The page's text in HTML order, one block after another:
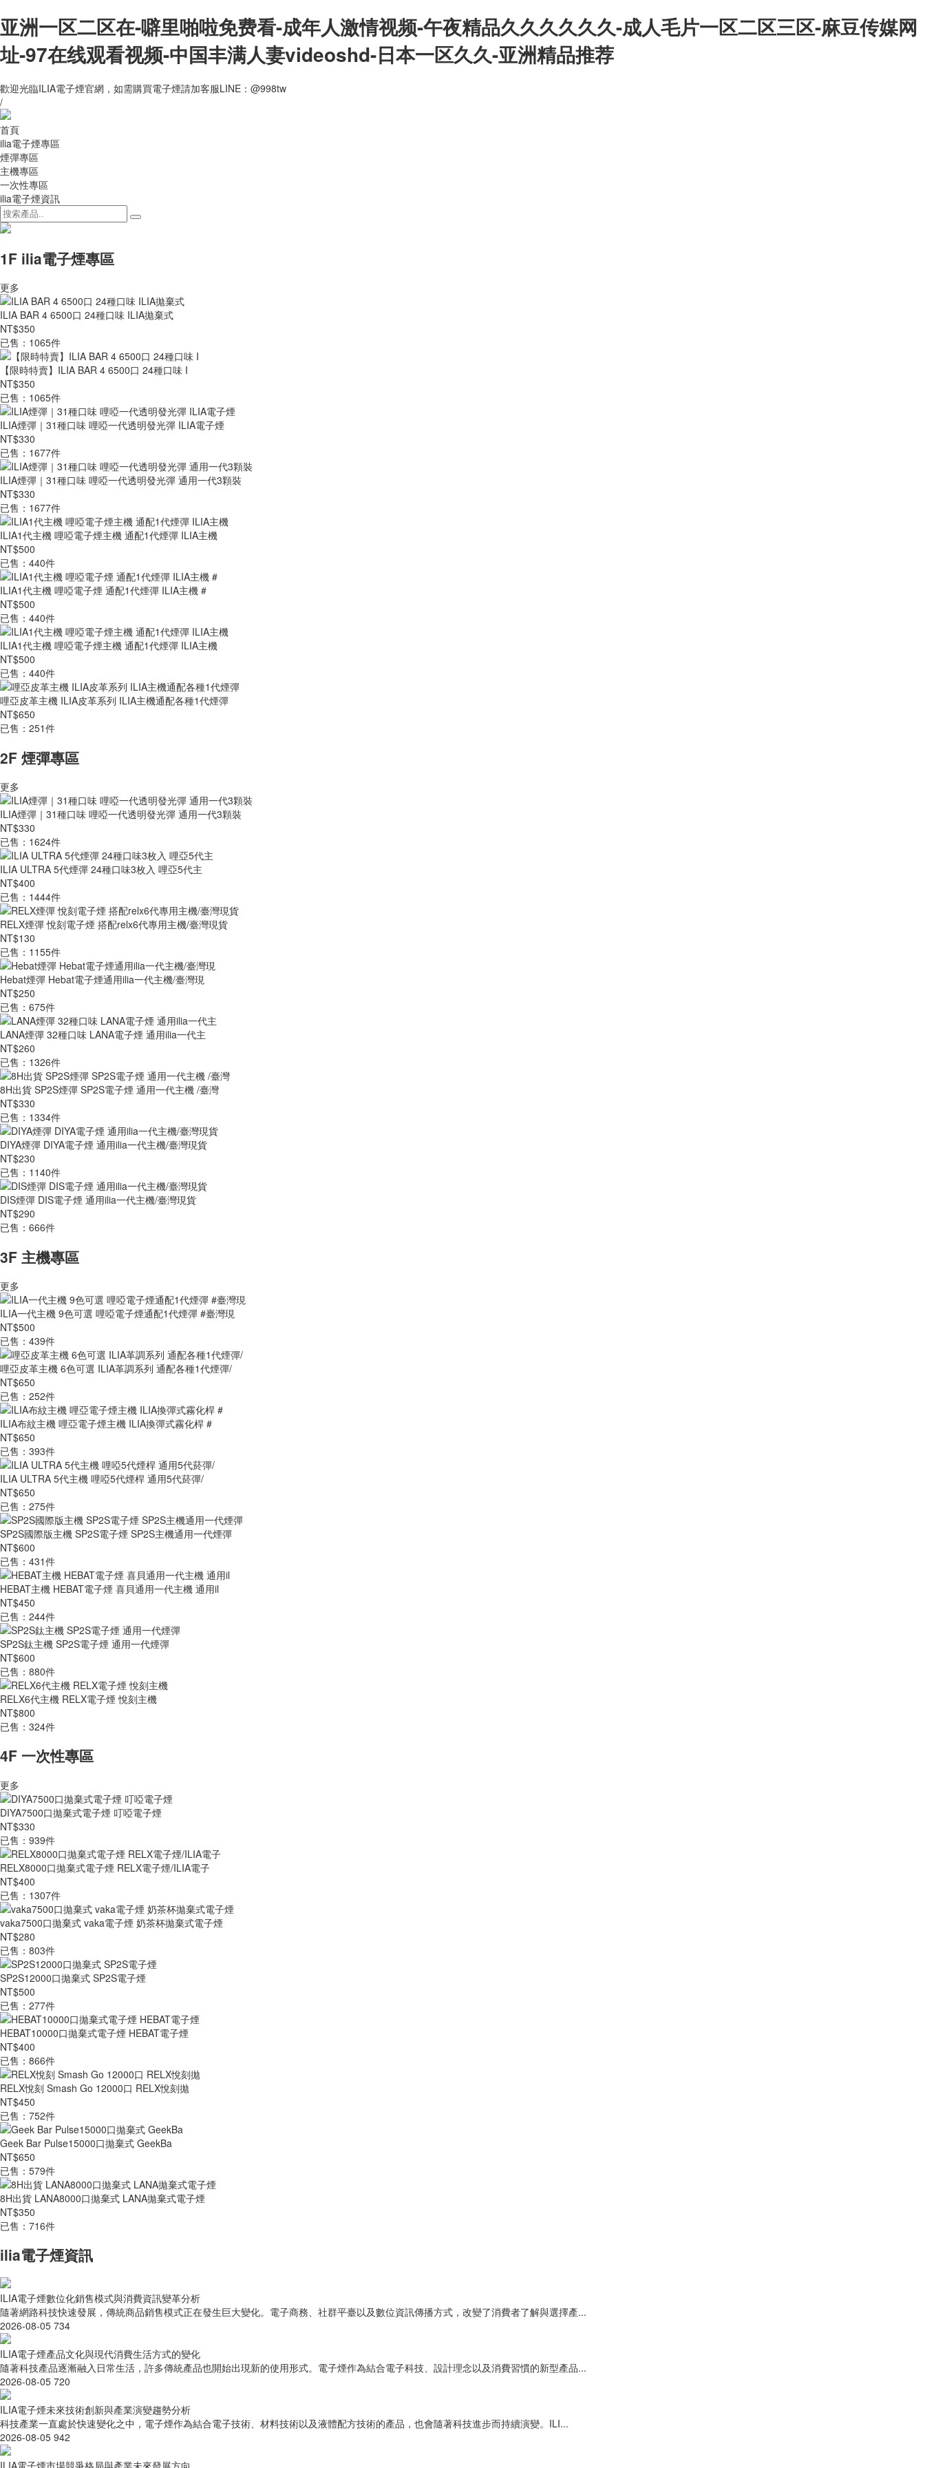
亚洲一区二区在-噼里啪啦免费看-成年人激情视频-午夜精品久久久久久久-成人毛片一区二区三区-麻豆传媒网
址-97在线观看视频-中国丰满人妻videoshd-日本一区久久-亚洲精品推荐
歡迎光臨ILIA電子煙官網，如需購買電子煙請加客服LINE：@998tw
/
首頁
ilia電子煙專區
煙彈專區
主機專區
一次性專區
ilia電子煙資訊
1F ilia電子煙專區
更多
ILIA BAR 4 6500口 24種口味 ILIA拋棄式
NT$350
已售：1065件
【限時特賣】ILIA BAR 4 6500口 24種口味 I
NT$350
已售：1065件
ILIA煙彈｜31種口味 哩啞一代透明發光彈 ILIA電子煙
NT$330
已售：1677件
ILIA煙彈｜31種口味 哩啞一代透明發光彈 通用一代3顆裝
NT$330
已售：1677件
ILIA1代主機 哩啞電子煙主機 通配1代煙彈 ILIA主機
NT$500
已售：440件
ILIA1代主機 哩啞電子煙 通配1代煙彈 ILIA主機 #
NT$500
已售：440件
ILIA1代主機 哩啞電子煙主機 通配1代煙彈 ILIA主機
NT$500
已售：440件
哩亞皮革主機 ILIA皮革系列 ILIA主機通配各種1代煙彈
NT$650
已售：251件
2F 煙彈專區
更多
ILIA煙彈｜31種口味 哩啞一代透明發光彈 通用一代3顆裝
NT$330
已售：1624件
ILIA ULTRA 5代煙彈 24種口味3枚入 哩亞5代主
NT$400
已售：1444件
RELX煙彈 悅刻電子煙 搭配relx6代專用主機/臺灣現貨
NT$130
已售：1155件
Hebat煙彈 Hebat電子煙通用ilia一代主機/臺灣現
NT$250
已售：675件
LANA煙彈 32種口味 LANA電子煙 通用ilia一代主
NT$260
已售：1326件
8H出貨 SP2S煙彈 SP2S電子煙 通用一代主機 /臺灣
NT$330
已售：1334件
DIYA煙彈 DIYA電子煙 通用ilia一代主機/臺灣現貨
NT$230
已售：1140件
DIS煙彈 DIS電子煙 通用ilia一代主機/臺灣現貨
NT$290
已售：666件
3F 主機專區
更多
ILIA一代主機 9色可選 哩啞電子煙通配1代煙彈 #臺灣現
NT$500
已售：439件
哩亞皮革主機 6色可選 ILIA革調系列 通配各種1代煙彈/
NT$650
已售：252件
ILIA布紋主機 哩亞電子煙主機 ILIA換彈式霧化桿 #
NT$650
已售：393件
ILIA ULTRA 5代主機 哩啞5代煙桿 通用5代菸彈/
NT$650
已售：275件
SP2S國際版主機 SP2S電子煙 SP2S主機通用一代煙彈
NT$600
已售：431件
HEBAT主機 HEBAT電子煙 喜貝通用一代主機 通用il
NT$450
已售：244件
SP2S鈦主機 SP2S電子煙 通用一代煙彈
NT$600
已售：880件
RELX6代主機 RELX電子煙 悅刻主機
NT$800
已售：324件
4F 一次性專區
更多
DIYA7500口拋棄式電子煙 叮啞電子煙
NT$330
已售：939件
RELX8000口拋棄式電子煙 RELX電子煙/ILIA電子
NT$400
已售：1307件
vaka7500口拋棄式 vaka電子煙 奶茶杯拋棄式電子煙
NT$280
已售：803件
SP2S12000口拋棄式 SP2S電子煙
NT$500
已售：277件
HEBAT10000口拋棄式電子煙 HEBAT電子煙
NT$400
已售：866件
RELX悅刻 Smash Go 12000口 RELX悅刻拋
NT$450
已售：752件
Geek Bar Pulse15000口拋棄式 GeekBa
NT$650
已售：579件
8H出貨 LANA8000口拋棄式 LANA拋棄式電子煙
NT$350
已售：716件
ilia電子煙資訊
ILIA電子煙數位化銷售模式與消費資訊變革分析
隨著網路科技快速發展，傳統商品銷售模式正在發生巨大變化。電子商務、社群平臺以及數位資訊傳播方式，改變了消費者了解與選擇產...
2026-08-05 734
ILIA電子煙產品文化與現代消費生活方式的變化
隨著科技產品逐漸融入日常生活，許多傳統產品也開始出現新的使用形式。電子煙作為結合電子科技、設計理念以及消費習慣的新型產品...
2026-08-05 720
ILIA電子煙未來技術創新與產業演變趨勢分析
科技產業一直處於快速變化之中，電子煙作為結合電子技術、材料技術以及液體配方技術的產品，也會隨著科技進步而持續演變。ILI...
2026-08-05 942
ILIA電子煙市場競爭格局與產業未來發展方向